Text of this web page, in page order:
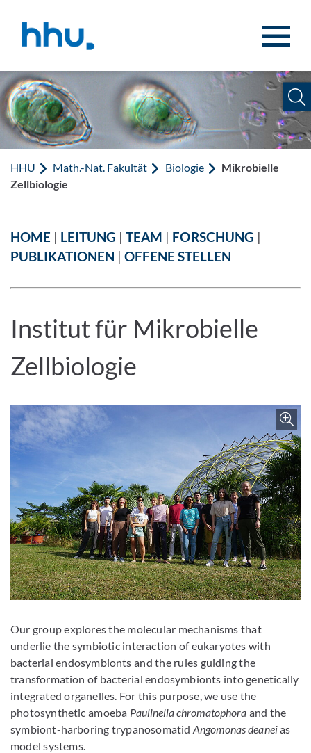
HHU Math.-Nat. Fakultät Biologie
Mikrobielle
Zellbiologie
HOME | LEITUNG |TEAM | FORSCHUNG |
PUBLIKATIONEN |OFFENE STELLEN
Institut für Mikrobielle
Zellbiologie
Our group explores the molecular mechanisms that
underlie the symbiotic interaction of eukaryotes with
bacterial endosymbionts and the rules guiding the
transformation of bacterial endosymbionts into genetically
integrated organelles. For this purpose, we use the
photosynthetic amoeba Paulinella chromatophora and the
symbiont-harboring trypanosomatidAngomonas deaneias
model systems.